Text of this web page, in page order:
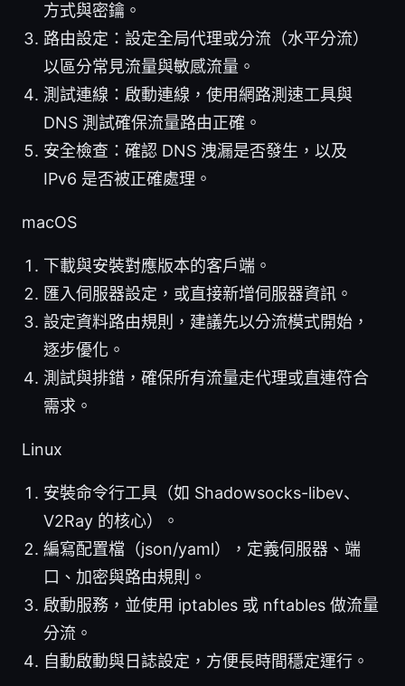
方式與密鑰。
路由設定：設定全局代理或分流（水平分流）
以區分常見流量與敏感流量。
測試連線：啟動連線，使用網路測速工具與
DNS 測試確保流量路由正確。
安全檢查：確認 DNS 洩漏是否發生，以及
IPv6 是否被正確處理。
macOS
下載與安裝對應版本的客戶端。
匯入伺服器設定，或直接新增伺服器資訊。
設定資料路由規則，建議先以分流模式開始，
逐步優化。
測試與排錯，確保所有流量走代理或直連符合
需求。
Linux
安裝命令行工具（如 Shadowsocks-libev、
V2Ray 的核心）。
編寫配置檔（json/yaml），定義伺服器、端
口、加密與路由規則。
啟動服務，並使用 iptables 或 nftables 做流量
分流。
自動啟動與日誌設定，方便長時間穩定運行。